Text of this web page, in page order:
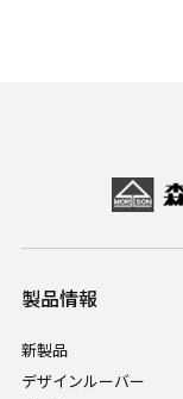
製品情報
新製品
デザインルーバー